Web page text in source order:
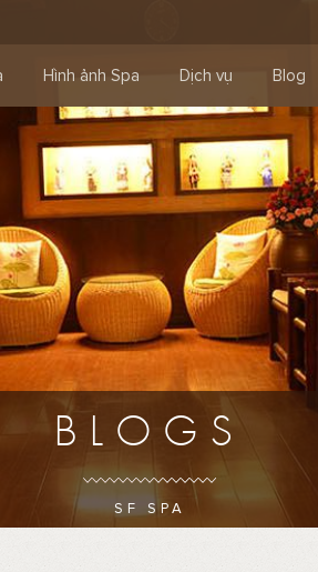
Hình ảnh Spa Dịch vụ Blog
BLOGS
SF SPA